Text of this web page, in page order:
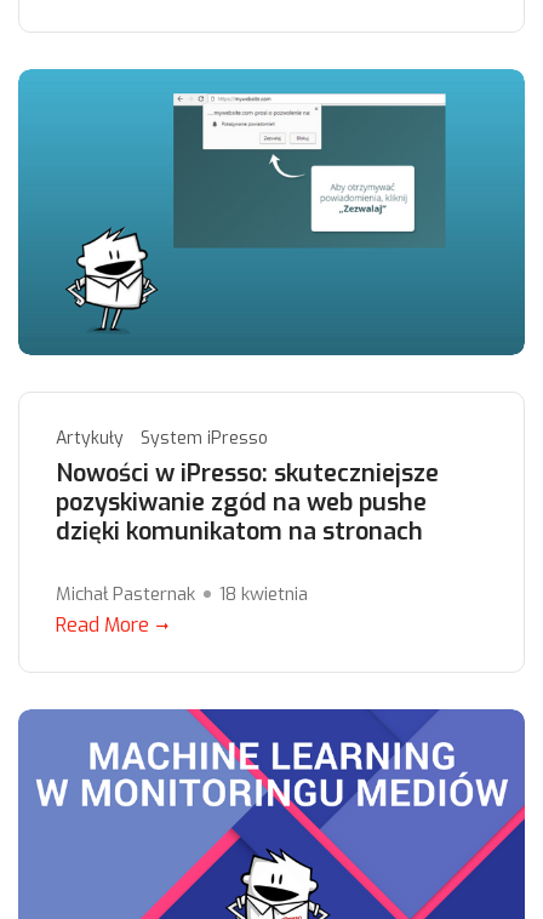
Artykuły System iPresso
Nowości w iPresso: skuteczniejsze
pozyskiwanie zgód na web pushe
dzięki komunikatom na stronach
Michał Pasternak 18 kwietnia
Read More